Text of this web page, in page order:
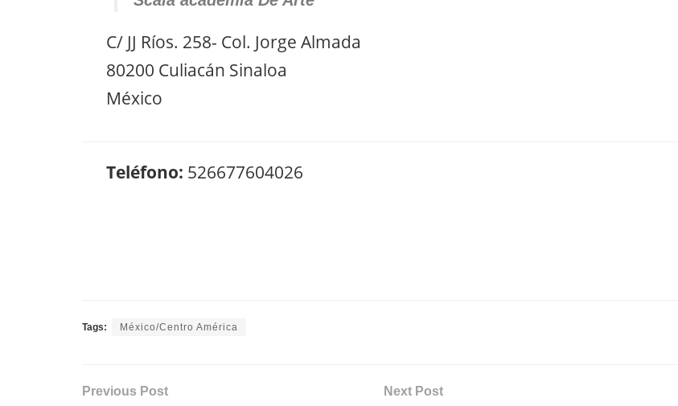
C/ JJ Ríos. 258- Col. Jorge Almada
80200 Culiacán Sinaloa
México
Teléfono: 526677604026
Tags: México/Centro América
Previous Post
Next Post